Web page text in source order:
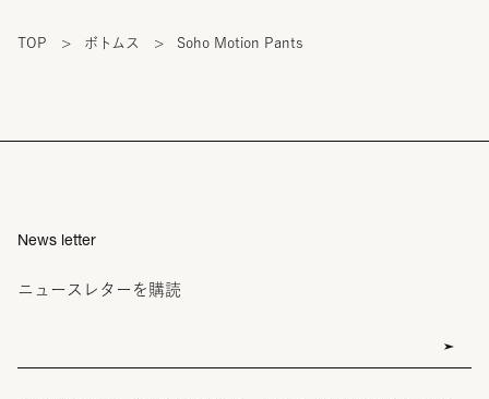
TOP > ボトムス > Soho Motion Pants
News letter
ニュースレターを購読